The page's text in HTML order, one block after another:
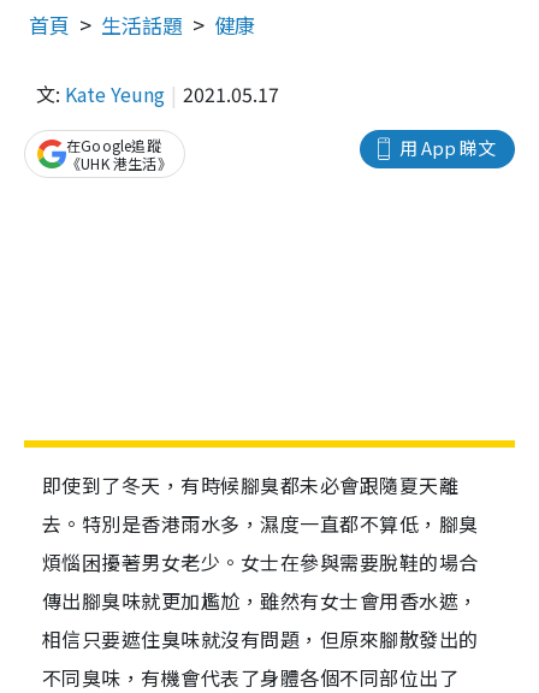
首頁 生活話題 健康
文: Kate Yeung 2021.05.17
用 App 睇文
在Google追蹤
《UHK 港生活》
即使到了冬天，有時候腳臭都未必會跟隨夏天離
去。特別是香港雨水多，濕度一直都不算低，腳臭
煩惱困擾著男女老少。女士在參與需要脫鞋的場合
傳出腳臭味就更加尷尬，雖然有女士會用香水遮，
相信只要遮住臭味就沒有問題，但原來腳散發出的
不同臭味，有機會代表了身體各個不同部位出了